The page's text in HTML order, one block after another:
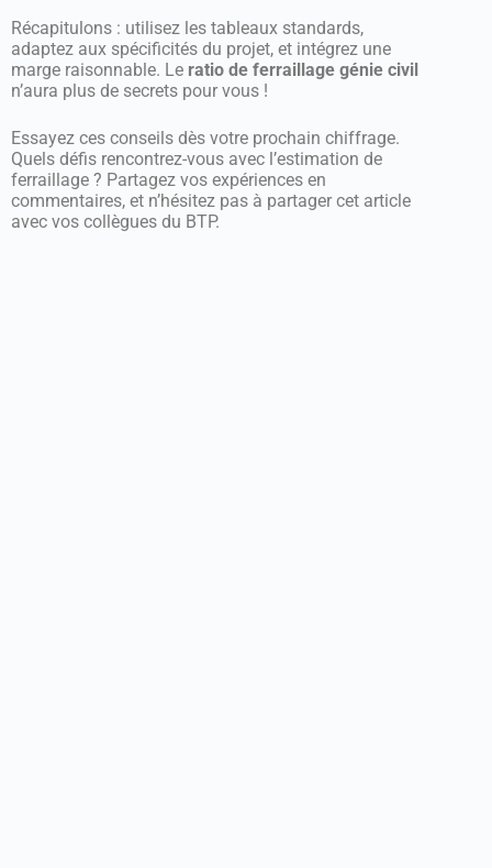
Récapitulons : utilisez les tableaux standards,
adaptez aux spécificités du projet, et intégrez une
marge raisonnable. Le ratio de ferraillage génie civil
n’aura plus de secrets pour vous !
Essayez ces conseils dès votre prochain chiffrage.
Quels défis rencontrez-vous avec l’estimation de
ferraillage ? Partagez vos expériences en
commentaires, et n’hésitez pas à partager cet article
avec vos collègues du BTP.